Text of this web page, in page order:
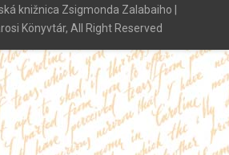
knižnica Zsigmonda Zalabaiho |
Könyvtár, All Right Reserved